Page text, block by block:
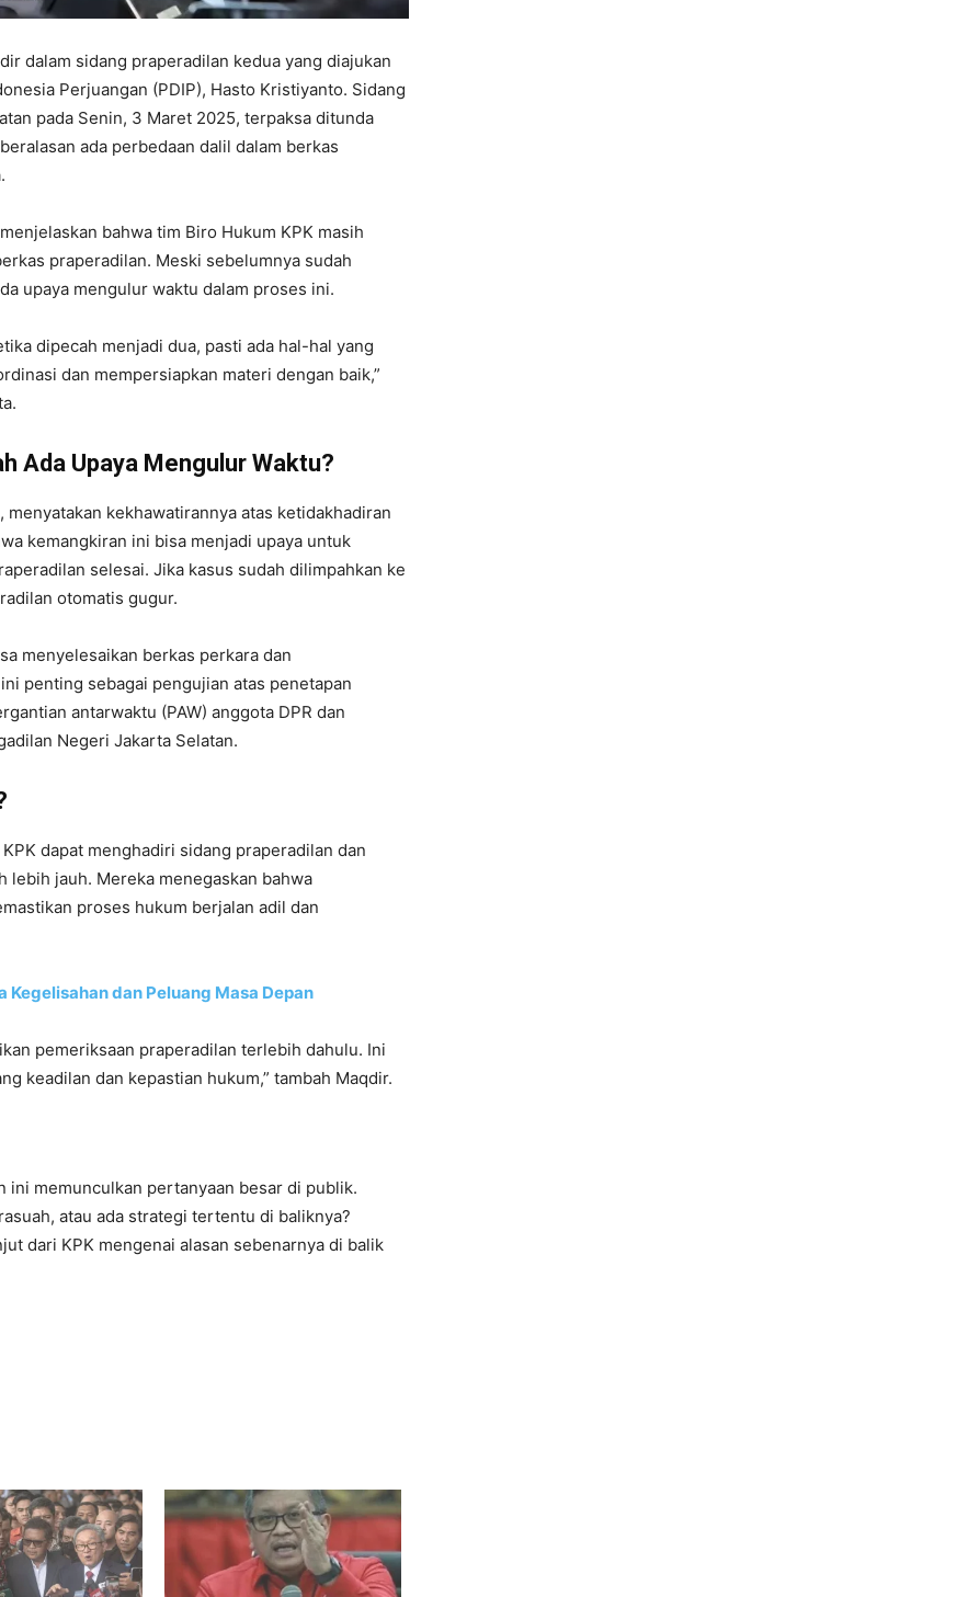
dalam sidang praperadilan kedua yang diajukan
Perjuangan (PDIP), Hasto Kristiyanto. Sidang
pada Senin, 3 Maret 2025, terpaksa ditunda
ada perbedaan dalil dalam berkas
bahwa tim Biro Hukum KPK masih
praperadilan. Meski sebelumnya sudah
upaya mengulur waktu dalam proses ini.
dipecah menjadi dua, pasti ada hal-hal yang
dan mempersiapkan materi dengan baik,”
Ada Upaya Mengulur Waktu?
kekhawatirannya atas ketidakhadiran
kemangkiran ini bisa menjadi upaya untuk
selesai. Jika kasus sudah dilimpahkan ke
otomatis gugur.
menyelesaikan berkas perkara dan
penting sebagai pengujian atas penetapan
antarwaktu (PAW) anggota DPR dan
Negeri Jakarta Selatan.
dapat menghadiri sidang praperadilan dan
lebih jauh. Mereka menegaskan bahwa
proses hukum berjalan adil dan
Kegelisahan dan Peluang Masa Depan
pemeriksaan praperadilan terlebih dahulu. Ini
keadilan dan kepastian hukum,” tambah Maqdir.
ini memunculkan pertanyaan besar di publik.
atau ada strategi tertentu di baliknya?
dari KPK mengenai alasan sebenarnya di balik